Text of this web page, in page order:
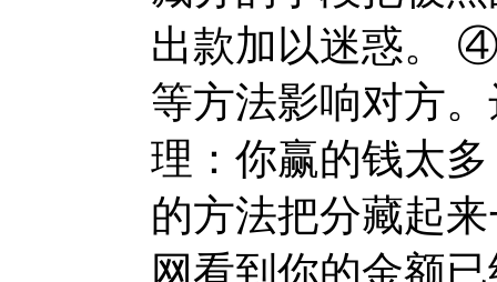
出款加以迷惑。
等方法影响对方
理：你赢的钱太
的方法把分藏起
网看到你的金额